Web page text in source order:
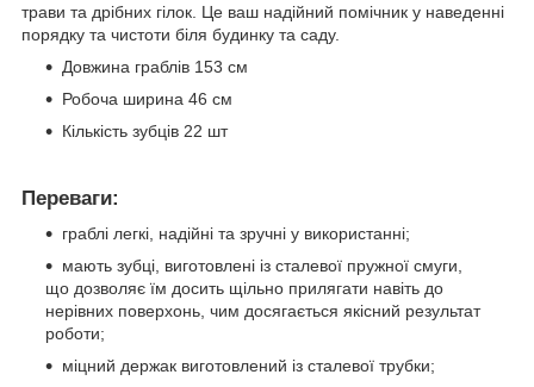
трави та дрібних гілок. Це ваш надійний помічник у наведенні
порядку та чистоти біля будинку та саду.
Довжина граблів 153 см
Робоча ширина 46 см
Кількість зубців 22 шт
Переваги:
граблі легкі, надійні та зручні у використанні;
мають зубці, виготовлені із сталевої пружної смуги,
що дозволяє їм досить щільно прилягати навіть до
нерівних поверхонь, чим досягається якісний результат
роботи;
міцний держак виготовлений із сталевої трубки;